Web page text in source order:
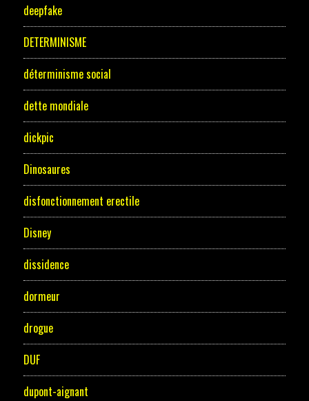
deepfake
DETERMINISME
déterminisme social
dette mondiale
dickpic
Dinosaures
disfonctionnement erectile
Disney
dissidence
dormeur
drogue
DUF
dupont-aignant